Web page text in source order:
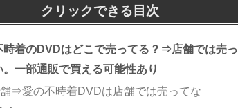
クリックできる目次
時着のDVDはどこで売ってる？⇒店舗では売っ
。一部通販で買える可能性あり
⇒愛の不時着DVDは店舗では売ってな